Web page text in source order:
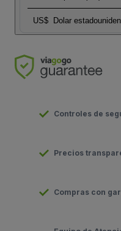
US$ Dolar
Controles de
Precios
Compras con